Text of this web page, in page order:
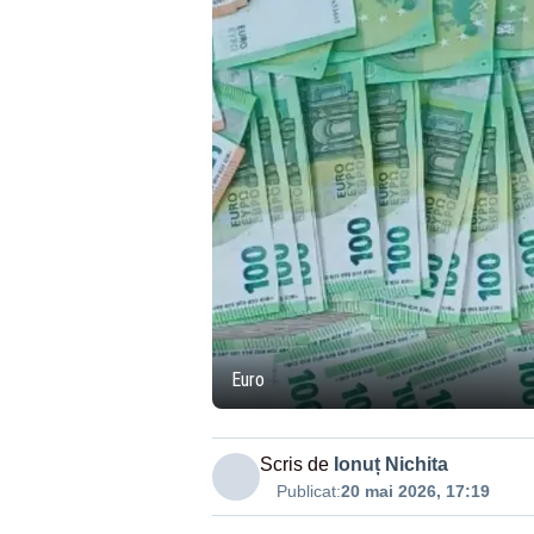
Euro
Scris de Ionuț Nichita
Publicat:20 mai 2026, 17:19